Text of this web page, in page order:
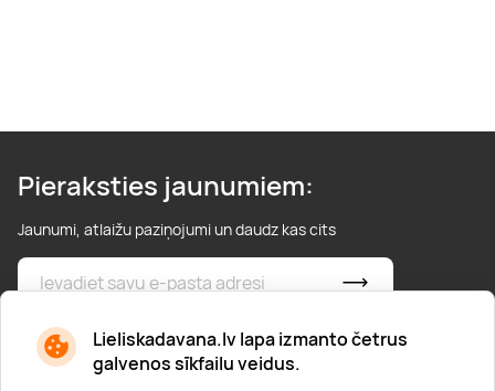
Lieliskadavana.lv lapa izmanto četrus
galvenos sīkfailu veidus.
Pieraksties jaunumiem:
Jaunumi, atlaižu paziņojumi un daudz kas cits
* Esmu iepazinies/usies ar privātuma politiku